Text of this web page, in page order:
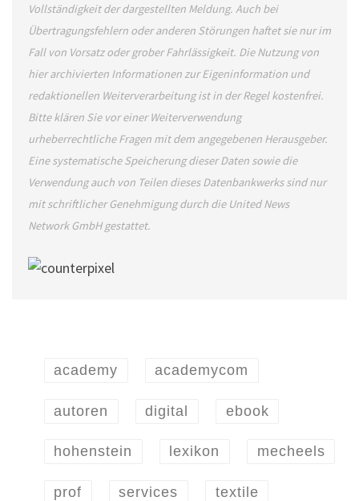
Vollständigkeit der dargestellten Meldung. Auch bei
Übertragungsfehlern oder anderen Störungen haftet sie nur im
Fall von Vorsatz oder grober Fahrlässigkeit. Die Nutzung von
hier archivierten Informationen zur Eigeninformation und
redaktionellen Weiterverarbeitung ist in der Regel kostenfrei.
Bitte klären Sie vor einer Weiterverwendung
urheberrechtliche Fragen mit dem angegebenen Herausgeber.
Eine systematische Speicherung dieser Daten sowie die
Verwendung auch von Teilen dieses Datenbankwerks sind nur
mit schriftlicher Genehmigung durch die United News
Network GmbH gestattet.
academy academycom
autoren digital ebook
hohenstein lexikon mecheels
prof services textile